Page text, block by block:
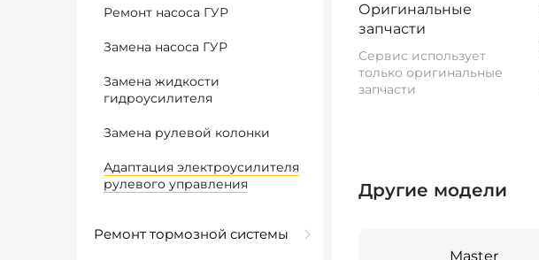
Ремонт насоса ГУР
Замена насоса ГУР
Замена жидкости
гидроусилителя
Замена рулевой колонки
Адаптация электроусилителя
рулевого управления
Ремонт тормозной системы
Оригинальные
запчасти
Сервис использует
только оригинальные
запчасти
Другие модели
Master